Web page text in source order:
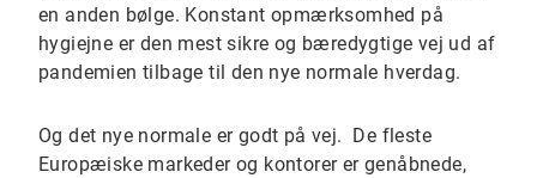
en anden bølge. Konstant opmærksomhed på
hygiejne er den mest sikre og bæredygtige vej ud af
pandemien tilbage til den nye normale hverdag.
Og det nye normale er godt på vej. De fleste
Europæiske markeder og kontorer er genåbnede,